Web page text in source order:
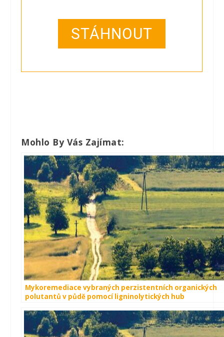
STÁHNOUT
Mohlo By Vás Zajímat:
Mykoremediace vybraných perzistentních organických
polutantů v půdě pomocí ligninolytických hub
lignocelulózních materiálů